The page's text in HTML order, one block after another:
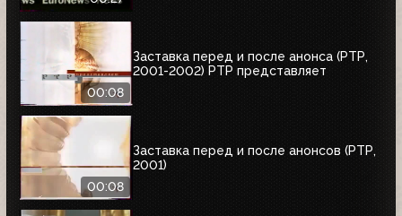
00:08
Заставка перед и после анонса (РТР,
2001-2002) РТР представляет
00:08
Заставка перед и после анонсов (РТР,
2001)